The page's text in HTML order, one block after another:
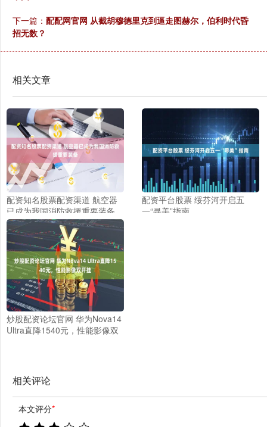
下一篇： 配配网官网 从截胡穆德里克到逼走图赫尔，伯利时代昏
招无数？
相关文章
配资知名股票配资渠道 航空器
已成为我国消防救援重要装备
配资平台股票 绥芬河开启五
一“寻美”指南
炒股配资论坛官网 华为Nova14
Ultra直降1540元，性能影像双
相关评论
本文评分*